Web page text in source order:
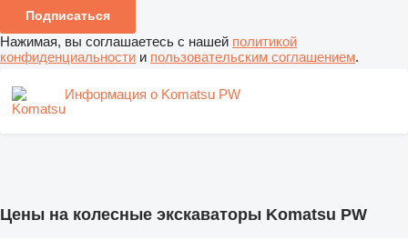
Подписаться
Нажимая, вы соглашаетесь с нашей политикой
конфиденциальности и пользовательским соглашением.
Информация о Komatsu PW
Цены на колесные экскаваторы Komatsu PW